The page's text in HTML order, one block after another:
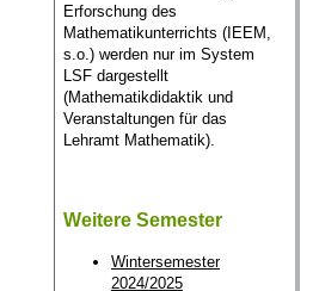
Erforschung des
Mathematikunterrichts (IEEM,
s.o.) werden nur im System
LSF dargestellt
(Mathematikdidaktik und
Veranstaltungen für das
Lehramt Mathematik).
Weitere Semester
Wintersemester
2024/2025